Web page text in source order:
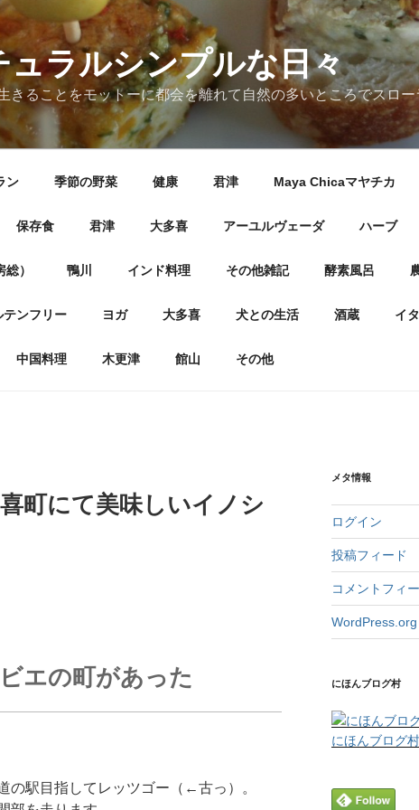
ュラルシンプルな日々
きることをモットーに都会を離れて自然の多いところでスロ
ン 季節の野菜 健康 君津 Maya Chicaマヤチカ
保存食 君津 大多喜 アーユルヴェーダ ハーブ
） 鴨川 インド料理 その他雑記 酵素風呂
テンフリー ヨガ 大多喜 犬との生活 酒蔵 イ
中国料理 木更津 館山 その他
町にて美味しいイノシ
エの町があった
の駅目指してレッツゴー（←古っ）。
メタ情報
ログイン
投稿フィード
コメントフィ
WordPress.org
にほんブログ村
にほんブログ村